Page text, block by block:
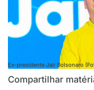
Ex-presidente Jair Bolsonaro
Compartilhar